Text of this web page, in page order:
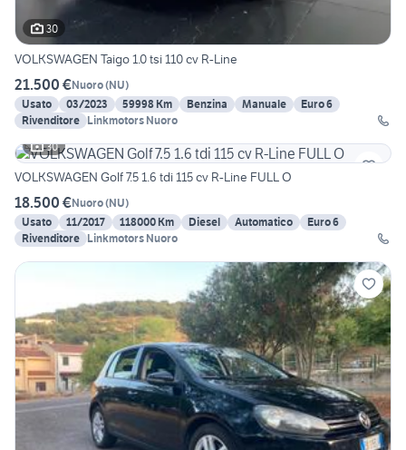
30
VOLKSWAGEN Taigo 1.0 tsi 110 cv R-Line
21.500 €Nuoro(NU)
Usato
03/2023 59998 Km Benzina Manuale
Euro 6
Rivenditore Linkmotors Nuoro
30
VOLKSWAGEN Golf 7.5 1.6 tdi 115 cv R-Line FULL O
18.500 €Nuoro(NU)
Usato
11/2017 118000 Km Diesel Automatico
Euro 6
Rivenditore Linkmotors Nuoro